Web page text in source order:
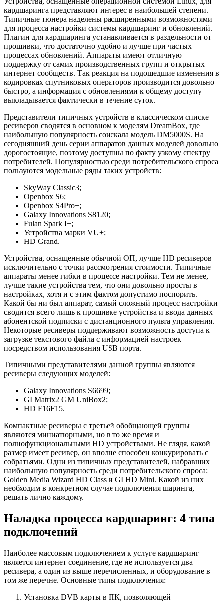
кардшаринга представляют интерес в наибольшей степени.
Типичные тюнера наделены расширенными возможностями
для процесса настройки системы кардшаринг и обновлений.
Плагин для кардшаринга устанавливается в раздельности от
прошивки, что достаточно удобно и лучше при частых
процессах обновлений. Аппараты имеют отличную
поддержку от самих производственных групп и открытых
интернет сообществ. Так реакция на подошедшие изменения в
кодировках спутниковых операторов производится довольно
быстро, а информация с обновлениями к общему доступу
выкладывается фактически в течение суток.
Представители типичных устройств в классическом списке
ресиверов сводятся в основном к моделям DreamBox, где
наибольшую популярность соискала модель DМ5000S. На
сегодняшний день серии аппаратов данных моделей довольно
дорогостоящие, поэтому доступны по факту узкому спектру
потребителей. Популярностью среди потребительского спроса
пользуются модельные ряды таких устройств:
SkyWay Classic3;
Openbox S6;
Openbox S4Pro+;
Galaxy Innovations S8120;
Fulan Spark I+;
Устройства марки VU+;
HD Grand.
Устройства, оснащенные обычной ОП, лучше HD ресиверов
исключительно с точки рассмотрения стоимости. Типичные
аппараты менее гибки в процессе настройки. Тем не менее,
лучше такие устройства тем, что они довольно просты в
настройках, хотя и с этим фактом допустимо поспорить.
Какой бы ни был аппарат, самый сложный процесс настройки
сводится всего лишь к прошивке устройства и ввода данных
абонентской подписки с дистанционного пульта управления.
Некоторые ресиверы поддерживают возможность доступа к
загрузке текстового файла с информацией настроек
посредством использования USB порта.
Типичными представителями данной группы являются
ресиверы следующих моделей:
Galaxy Innovations S6699;
GI Matrix2 GM UniBox2;
HD F16F15.
Компактные ресиверы с третьей обобщающей группы
являются миниатюрными, но в то же время и
полнофункциональными HD устройствами. Не глядя, какой
размер имеет ресивер, он вполне способен конкурировать с
собратьями. Одни из типичных представителей, набравших
наибольшую популярность среди потребительского спроса:
Golden Media Wizard HD Class и GI HD Mini. Какой из них
необходим в конкретном случае подключения шаринга,
решать лично каждому.
Наладка процесса кардшаринг: 4 типа
подключений
Наиболее массовым подключением к услуге кардшаринг
является интернет соединение, где не используется два
ресивера, а один из выше перечисленных, и оборудование в
том же перечне. Основные типы подключения:
Установка DVB карты в ПК, позволяющей